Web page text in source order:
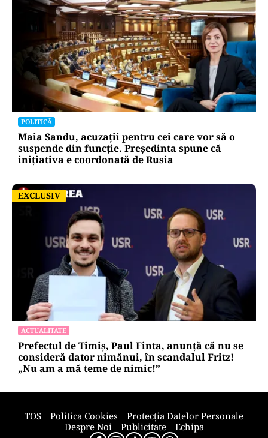
POLITICĂ
Maia Sandu, acuzații pentru cei care vor să o
suspende din funcție. Președinta spune că
inițiativa e coordonată de Rusia
EXCLUSIV
EXCLUSIV
ACTUALITATE
Prefectul de Timiș, Paul Finta, anunță că nu se
consideră dator nimănui, în scandalul Fritz!
„Nu am a mă teme de nimic!”
TOS Politica Cookies
Protecția Datelor Personale
Despre Noi
Publicitate Echipa